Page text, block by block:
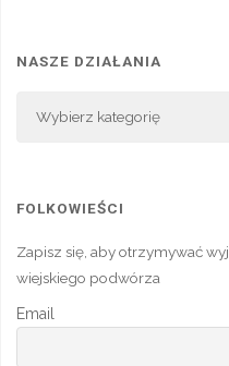
NASZE DZIAŁANIA
Działania
FOLKOWIEŚCI
Zapisz się, aby otrzymywać
wiejskiego podwórza
Email